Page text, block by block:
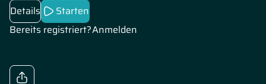
Details
Starten
Bereits registriert?Anmelden